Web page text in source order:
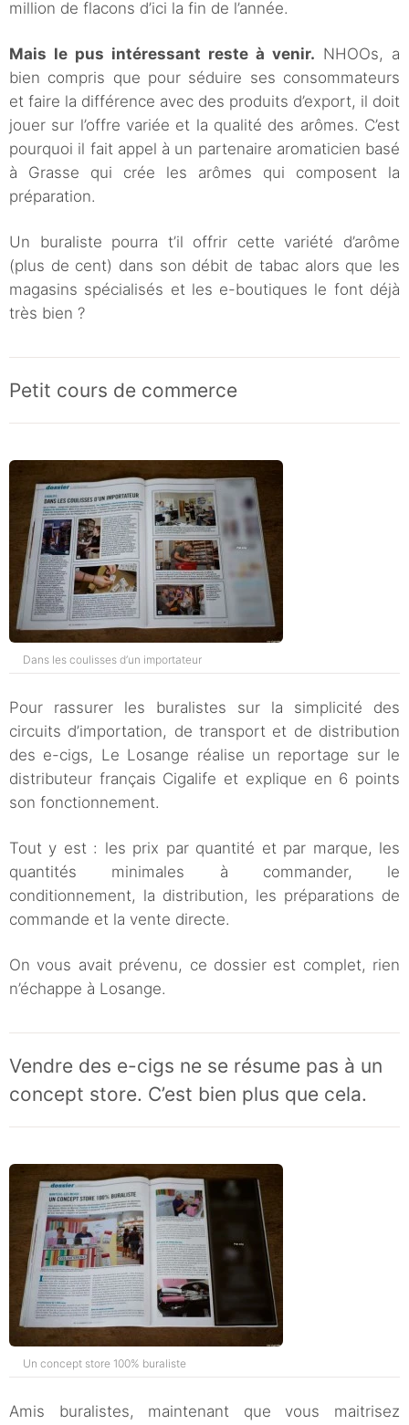
million de flacons d’ici la fin de l’année.
Mais le pus intéressant reste à venir. NHOOs, a
bien compris que pour séduire ses consommateurs
et faire la différence avec des produits d’export, il doit
jouer sur l’offre variée et la qualité des arômes. C’est
pourquoi il fait appel à un partenaire aromaticien basé
à Grasse qui crée les arômes qui composent la
préparation.
Un buraliste pourra t’il offrir cette variété d’arôme
(plus de cent) dans son débit de tabac alors que les
magasins spécialisés et les e-boutiques le font déjà
très bien ?
Petit cours de commerce
Dans les coulisses d’un importateur
Pour rassurer les buralistes sur la simplicité des
circuits d’importation, de transport et de distribution
des e-cigs, Le Losange réalise un reportage sur le
distributeur français Cigalife et explique en 6 points
son fonctionnement.
Tout y est : les prix par quantité et par marque, les
quantités minimales à commander, le
conditionnement, la distribution, les préparations de
commande et la vente directe.
On vous avait prévenu, ce dossier est complet, rien
n’échappe à Losange.
Vendre des e-cigs ne se résume pas à un
concept store. C’est bien plus que cela.
Un concept store 100% buraliste
Amis buralistes, maintenant que vous maitrisez